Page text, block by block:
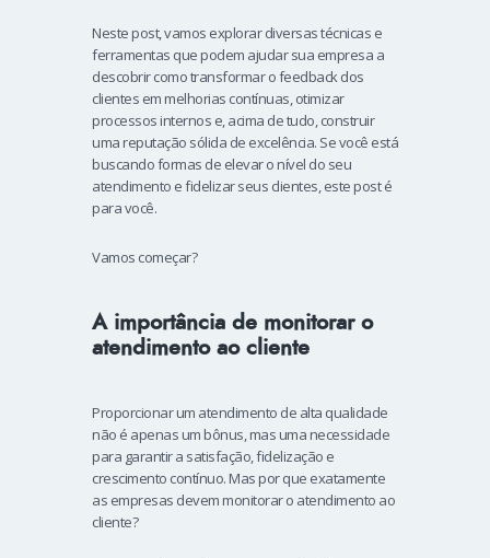
Neste post, vamos explorar diversas técnicas e
ferramentas que podem ajudar sua empresa a
descobrir como transformar o feedback dos
clientes em melhorias contínuas, otimizar
processos internos e, acima de tudo, construir
uma reputação sólida de excelência. Se você está
buscando formas de elevar o nível do seu
atendimento e fidelizar seus clientes, este post é
para você.
Vamos começar?
A importância de monitorar o
atendimento ao cliente
Proporcionar um atendimento de alta qualidade
não é apenas um bônus, mas uma necessidade
para garantir a satisfação, fidelização e
crescimento contínuo. Mas por que exatamente
as empresas devem monitorar o atendimento ao
cliente?